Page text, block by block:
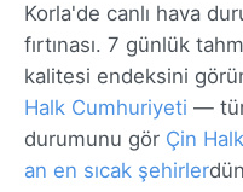
Korla'de canlı hava
fırtınası. 7 günlük
kalitesi endeksini
Halk Cumhuriyeti —
durumunu gör Çin
an en sıcak şehirler